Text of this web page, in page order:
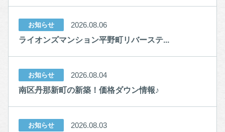
お知らせ
2026.08.06
ライオンズマンション平野町リバーステ...
お知らせ
2026.08.04
南区丹那新町の新築！価格ダウン情報♪
お知らせ
2026.08.03